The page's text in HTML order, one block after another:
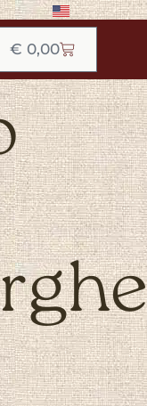
€ 0,00